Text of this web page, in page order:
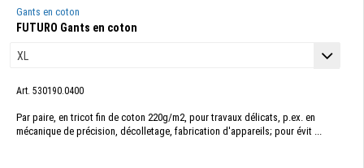
Gants en coton
FUTURO Gants en coton
Art. 530190.0400
Par paire, en tricot fin de coton 220g/m2, pour travaux délicats, p.ex. en
mécanique de précision, décolletage, fabrication d'appareils; pour évit ...